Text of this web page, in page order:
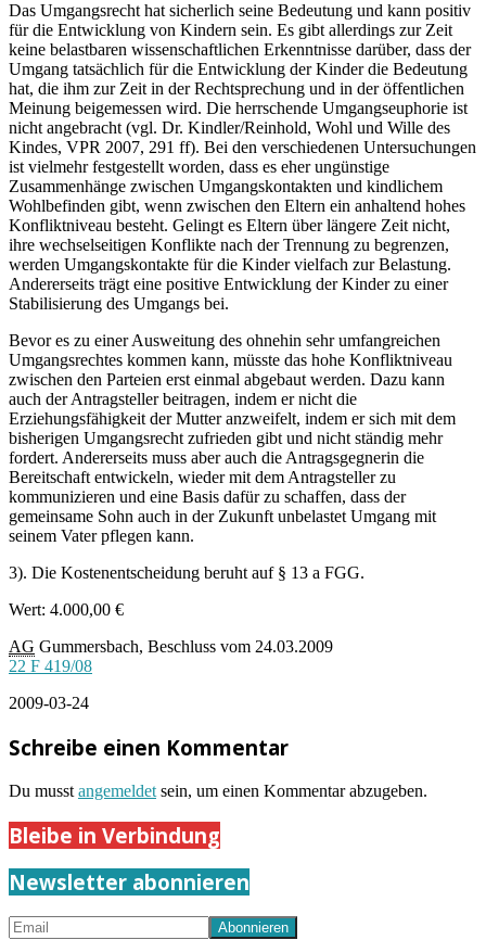
Das Umgangsrecht hat sicherlich seine Bedeutung und kann positiv
für die Entwicklung von Kindern sein. Es gibt allerdings zur Zeit
keine belastbaren wissenschaftlichen Erkenntnisse darüber, dass der
Umgang tatsächlich für die Entwicklung der Kinder die Bedeutung
hat, die ihm zur Zeit in der Rechtsprechung und in der öffentlichen
Meinung beigemessen wird. Die herrschende Umgangseuphorie ist
nicht angebracht (vgl. Dr. Kindler/Reinhold, Wohl und Wille des
Kindes, VPR 2007, 291 ff). Bei den verschiedenen Untersuchungen
ist vielmehr festgestellt worden, dass es eher ungünstige
Zusammenhänge zwischen Umgangskontakten und kindlichem
Wohlbefinden gibt, wenn zwischen den Eltern ein anhaltend hohes
Konfliktniveau besteht. Gelingt es Eltern über längere Zeit nicht,
ihre wechselseitigen Konflikte nach der Trennung zu begrenzen,
werden Umgangskontakte für die Kinder vielfach zur Belastung.
Andererseits trägt eine positive Entwicklung der Kinder zu einer
Stabilisierung des Umgangs bei.
Bevor es zu einer Ausweitung des ohnehin sehr umfangreichen
Umgangsrechtes kommen kann, müsste das hohe Konfliktniveau
zwischen den Parteien erst einmal abgebaut werden. Dazu kann
auch der Antragsteller beitragen, indem er nicht die
Erziehungsfähigkeit der Mutter anzweifelt, indem er sich mit dem
bisherigen Umgangsrecht zufrieden gibt und nicht ständig mehr
fordert. Andererseits muss aber auch die Antragsgegnerin die
Bereitschaft entwickeln, wieder mit dem Antragsteller zu
kommunizieren und eine Basis dafür zu schaffen, dass der
gemeinsame Sohn auch in der Zukunft unbelastet Umgang mit
seinem Vater pflegen kann.
3). Die Kostenentscheidung beruht auf § 13 a FGG.
Wert: 4.000,00 €
AG Gummersbach, Beschluss vom 24.03.2009
22 F 419/08
2009-03-24
Schreibe einen Kommentar
Du musst angemeldet sein, um einen Kommentar abzugeben.
Bleibe in Verbindung
Newsletter abonnieren